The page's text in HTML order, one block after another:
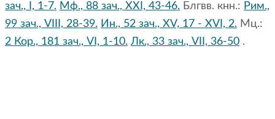
зач., I, 1-7. Мф., 88 зач., XXI, 43-46. Блгвв. кнн.: Рим.,
99 зач., VIII, 28-39. Ин., 52 зач., XV, 17 - XVI, 2. Мц.:
2 Кор., 181 зач., VI, 1-10. Лк., 33 зач., VII, 36-50 .